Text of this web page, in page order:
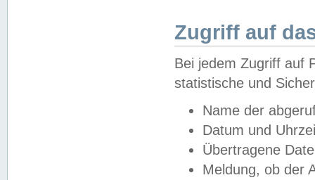
Zugriff auf
Bei jedem Zugriff auf
statistische und
Name der
Datum und
Übertragene
Meldung, ob der